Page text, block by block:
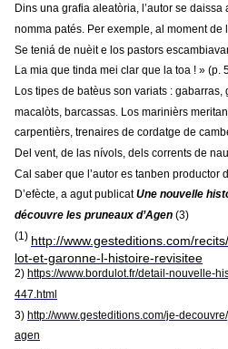
Dins una grafia aleatòria, l’autor se
nomma patés. Per exemple, al moment
Se teniá de nuèit e los pastors
La mia que tinda mei clar que la toa ! » (p.
Los tipes de batèus son variats :
macalòts, barcassas. Los marinièrs
carpentièrs, trenaires de cordatge de
Del vent, de las nívols, dels corrents de
Cal saber que l’autor es tanben productor
D’efècte, a agut publicatUne nouvelle
découvre les pruneaux d’Agen (3)
(1) http://www.gesteditions.com/
lot-et-garonne-l-histoire-revisitee
2) https://www.bordulot.fr/detail-nouvelle-
447.html
3) http://www.gesteditions.com/je-
agen